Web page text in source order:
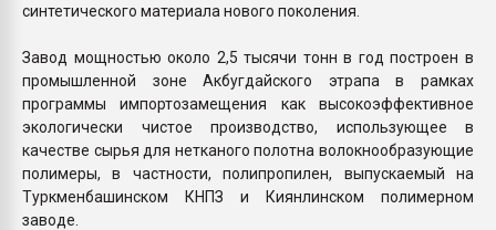
синтетического материала нового поколения.
Завод мощностью около 2,5 тысячи тонн в год построен в
промышленной зоне Акбугдайского этрапа в рамках
программы импортозамещения как высокоэффективное
экологически чистое производство, использующее в
качестве сырья для нетканого полотна волокнообразующие
полимеры, в частности, полипропилен, выпускаемый на
Туркменбашинском КНПЗ и Киянлинском полимерном
заводе.